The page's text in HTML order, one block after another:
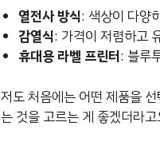
열전사 방식: 색상이 다양
감열식: 가격이 저렴하고
휴대용 라벨 프린터: 블루
저도 처음에는 어떤 제품을
는 것을 고르는 게 좋겠더라고